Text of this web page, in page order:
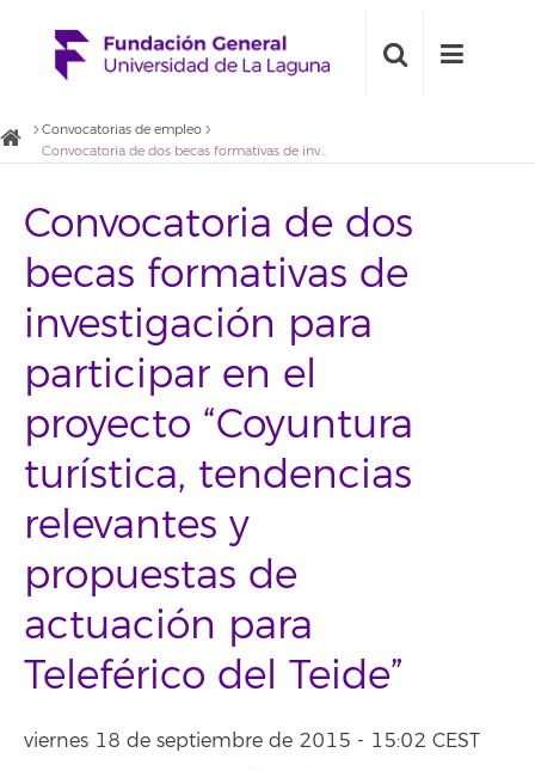
Convocatorias de empleo
Convocatoria de dos becas formativas de investigación para participar en el proyecto “Coyuntura turística, tendencias relevantes y propuestas de actuación para Teleférico del Teide”
Convocatoria de dos
becas formativas de
investigación para
participar en el
proyecto “Coyuntura
turística, tendencias
relevantes y
propuestas de
actuación para
Teleférico del Teide”
viernes 18 de septiembre de 2015 - 15:02 CEST